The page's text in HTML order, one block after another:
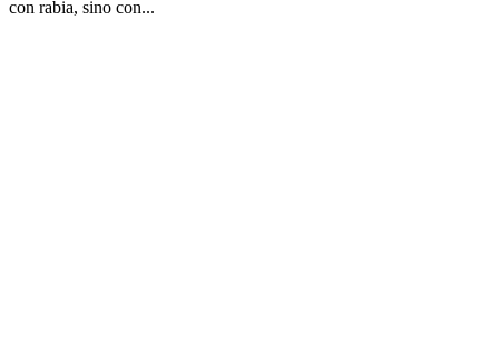
con rabia, sino con...